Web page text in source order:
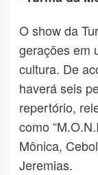
O show da
gerações em
cultura. De
haverá seis
repertório,
como
Mônica,
Jeremias.